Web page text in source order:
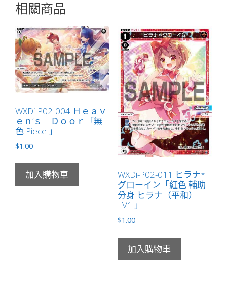
有
數
量
相關商品
WXDi-P02-004 Ｈｅａｖ
ｅｎ’ｓ Ｄｏｏｒ「無
色 Piece 」
$1.00
加入購物車
WXDi-P02-011 ヒラナ*
グローイン「紅色 輔助
分身 ヒラナ（平和）
LV1 」
$1.00
加入購物車